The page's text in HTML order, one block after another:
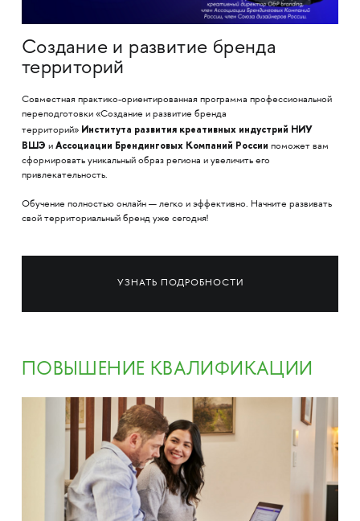
Создание и развитие бренда
территорий
Совместная практико-ориентированная программа профессиональной
переподготовки «Создание и развитие бренда
территорий» Института развития креативных индустрий НИУ
ВШЭ и Ассоциации Брендинговых Компаний России поможет вам
сформировать уникальный образ региона и увеличить его
привлекательность.
Обучение полностью онлайн — легко и эффективно. Начните развивать
свой территориальный бренд уже сегодня!
УЗНАТЬ ПОДРОБНОСТИ
ПОВЫШЕНИЕ КВАЛИФИКАЦИИ